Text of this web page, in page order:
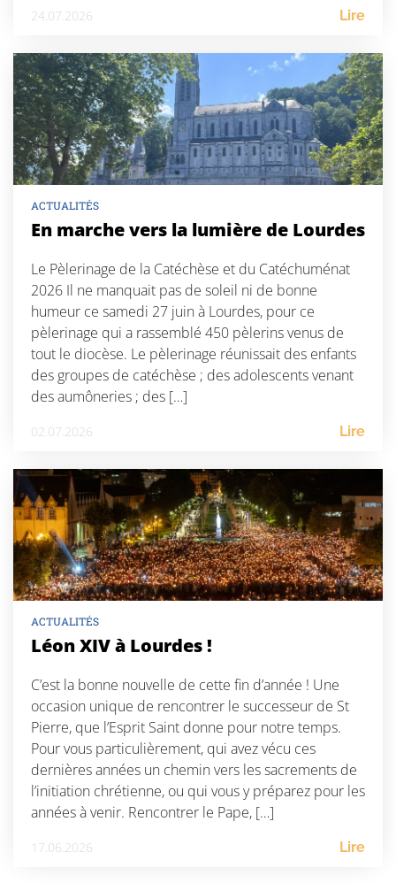
24.07.2026 Lire
ACTUALITÉS
En marche vers la lumière de Lourdes
Le Pèlerinage de la Catéchèse et du Catéchuménat
2026 Il ne manquait pas de soleil ni de bonne
humeur ce samedi 27 juin à Lourdes, pour ce
pèlerinage qui a rassemblé 450 pèlerins venus de
tout le diocèse. Le pèlerinage réunissait des enfants
des groupes de catéchèse ; des adolescents venant
des aumôneries ; des […]
02.07.2026 Lire
ACTUALITÉS
Léon XIV à Lourdes !
C’est la bonne nouvelle de cette fin d’année ! Une
occasion unique de rencontrer le successeur de St
Pierre, que l’Esprit Saint donne pour notre temps.
Pour vous particulièrement, qui avez vécu ces
dernières années un chemin vers les sacrements de
l’initiation chrétienne, ou qui vous y préparez pour les
années à venir. Rencontrer le Pape, […]
17.06.2026 Lire